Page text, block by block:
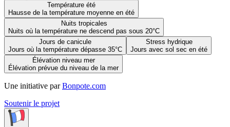
Température été
Hausse de la température moyenne en été
Nuits tropicales
Nuits où la température ne descend pas sous 20°C
Jours de canicule
Jours où la température dépasse 35°C
Stress hydrique
Jours avec sol sec en été
Élévation niveau mer
Élévation prévue du niveau de la mer
Une initiative par Bonpote.com
Soutenir le projet